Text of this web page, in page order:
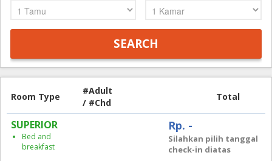
Room Type
#Adult
/ #Chd
Total
SUPERIOR
Bed and
breakfast
Rp. -
Silahkan pilih tanggal
check-in diatas